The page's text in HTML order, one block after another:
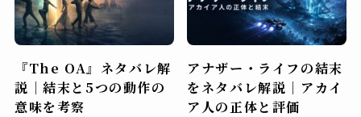
『The OA』ネタバレ解
説｜結末と5つの動作の
意味を考察
アナザー・ライフの結末
をネタバレ解説｜アカイ
ア人の正体と評価